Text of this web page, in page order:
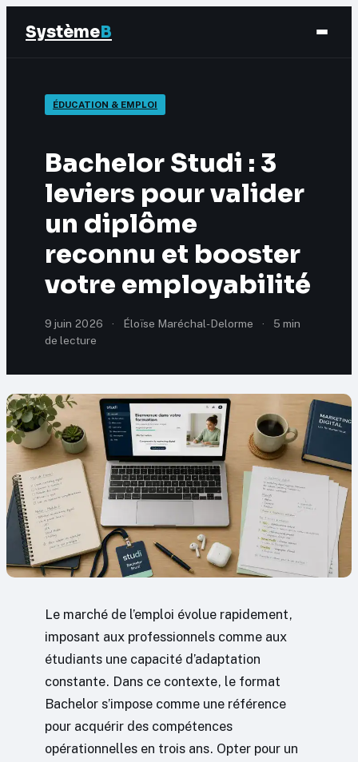
SystèmeB
Finance
Éducation & Emploi
Marketing
ÉDUCATION & EMPLOI
Bachelor Studi : 3
leviers pour valider
un diplôme
reconnu et booster
votre employabilité
9 juin 2026 · Éloïse Maréchal-Delorme ·
5 min
de lecture
Le marché de l’emploi évolue rapidement,
imposant aux professionnels comme aux
étudiants une capacité d’adaptation
constante. Dans ce contexte, le format
Bachelor s’impose comme une référence
pour acquérir des compétences
opérationnelles en trois ans. Opter pour un